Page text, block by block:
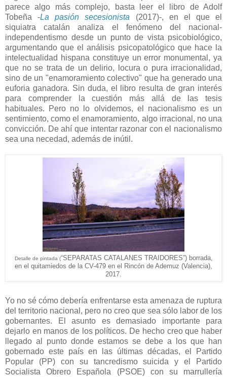
parece algo más complejo, basta leer el libro de Adolf
Tobeña -La pasión secesionista (2017)-, en el que el
siquiatra catalán analiza el fenómeno del nacional-
independentismo desde un punto de vista psicobiológico,
argumentando que el análisis psicopatológico que hace la
intelectualidad hispana constituye un error monumental, ya
que no se trata de un delirio, locura o pura irracionalidad,
sino de un "enamoramiento colectivo" que ha generado una
euforia ganadora. Sin duda, el libro resulta de gran interés
para comprender la cuestión más allá de las tesis
habituales. Pero no lo olvidemos, el nacionalismo es un
sentimiento, como el enamoramiento, algo irracional, no una
convicción. De ahí que intentar razonar con el nacionalismo
sea una necedad, además de inútil.
Detalle de pintada (“SEPARATAS CATALANES TRAIDORES”) borrada,
en el quitamiedos de la CV-479 en el Rincón de Ademuz (Valencia),
2017.
Yo no sé cómo debería enfrentarse esta amenaza de ruptura
del territorio nacional, pero no creo que sea sólo labor de los
gobernantes. El asunto es demasiado importante para
dejarlo en manos de los políticos. De hecho creo que haber
llegado al punto donde estamos se debe a los que han
gobernado este país en las últimas décadas, el Partido
Popular (PP) con su tancredismo suicida y el Partido
Socialista Obrero Española (PSOE) con su marrullería